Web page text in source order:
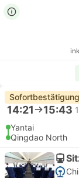
Sofortbestätigung
14:21 15:43
Yantai
Qingdao North